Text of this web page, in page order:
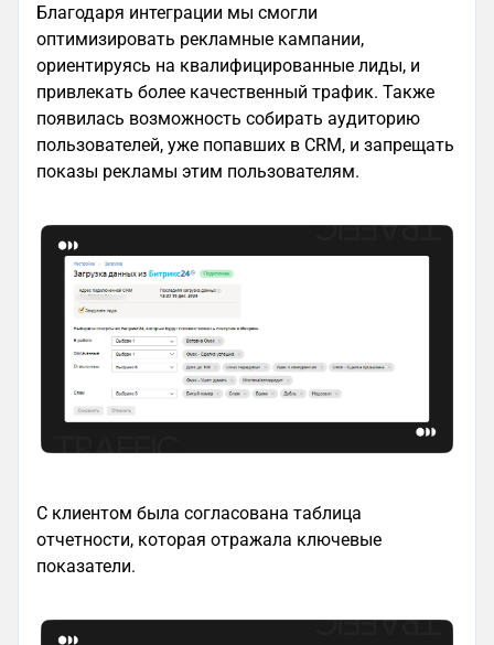
Благодаря интеграции мы смогли
оптимизировать рекламные кампании,
ориентируясь на квалифицированные лиды, и
привлекать более качественный трафик. Также
появилась возможность собирать аудиторию
пользователей, уже попавших в CRM, и запрещать
показы рекламы этим пользователям.
С клиентом была согласована таблица
отчетности, которая отражала ключевые
показатели.